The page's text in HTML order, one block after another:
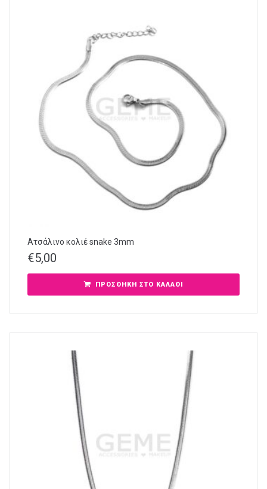
Ατσάλινο κολιέ snake 3mm
€5,00
ΠΡΟΣΘΉΚΗ ΣΤΟ ΚΑΛΆΘΙ